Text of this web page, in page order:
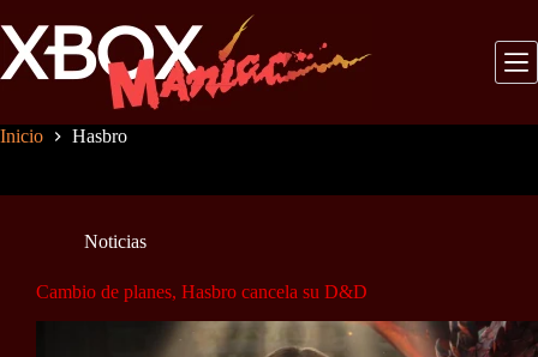
al
contenido
Inicio Hasbro
Noticias
Cambio de planes, Hasbro cancela su D&D